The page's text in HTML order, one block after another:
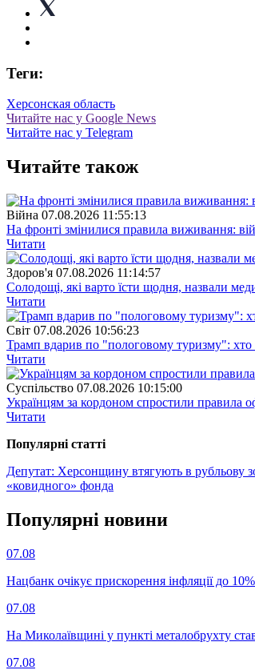
Теги:
Херсонская область
Читайте нас у Google News
Читайте нас у Telegram
Читайте також
Війна 07.08.2026 11:55:13
На фронті змінилися правила виживання:
Читати
Здоров'я 07.08.2026 11:14:57
Солодощі, які варто їсти щодня, назвали
Читати
Свiт 07.08.2026 10:56:23
Трамп вдарив по "пологовому туризму":
Читати
Суспiльство 07.08.2026 10:15:00
Українцям за кордоном спростили правила
Читати
Популярнi статтi
Депутат: Херсонщину втягують в рубльову
«ковидного» фонда
Популярнi новини
07.08
Нацбанк очікує прискорення інфляції до
07.08
На Миколаївщині у пункті металобрухту
07.08